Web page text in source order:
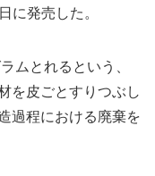
に発売した。
ムとれるという、
を皮ごとすりつぶし
過程における廃棄を